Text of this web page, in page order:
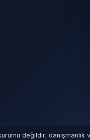
değildir; danışmanlık